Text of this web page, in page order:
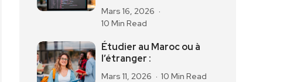
Mars 16, 2026
10 Min Read
Étudier au Maroc ou à
l’étranger :
Mars 11, 2026 10 Min Read